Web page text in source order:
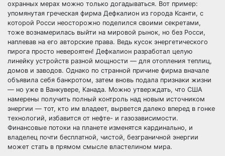
охранных мерах можно только догадываться. Вот пример:
упомянутая греческая фирма Дефкалион из города Ксанти, с
которой Росси неосторожно поделился своими секретами,
тоже вознамерилась выйти на мировой рынок, но без Росси,
наплевав на его авторские права. Ведь кусок энергетического
пирога просто невероятен! Дефкалион разработал целую
линейку устройств разной мощности — для отопления теплиц,
домов и заводов. Однако по странной причине фирма вначале
объявила себя банкротом, затем вновь подала признаки жизни
— но уже в Ванкувере, Канада. Можно утверждать, что США
намерены получить полный контроль над новым источником
энергии — тот, кто им владеет, вырвется далеко вперед в гонке
технологий, избавится от нефте- и газозависимости.
Финансовые потоки на планете изменятся кардинально, и
владелец почти бесплатной, чистой, безграничной энергии
может стать в прямом смысле властелином мира.